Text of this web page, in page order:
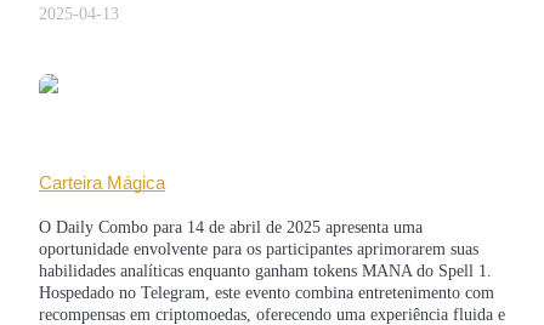
Futuros de USDT
Futuros COIN-M
2025-04-13
Carteira Mágica
O Daily Combo para 14 de abril de 2025 apresenta uma
oportunidade envolvente para os participantes aprimorarem suas
habilidades analíticas enquanto ganham tokens MANA do Spell 1.
Hospedado no Telegram, este evento combina entretenimento com
recompensas em criptomoedas, oferecendo uma experiência fluida e